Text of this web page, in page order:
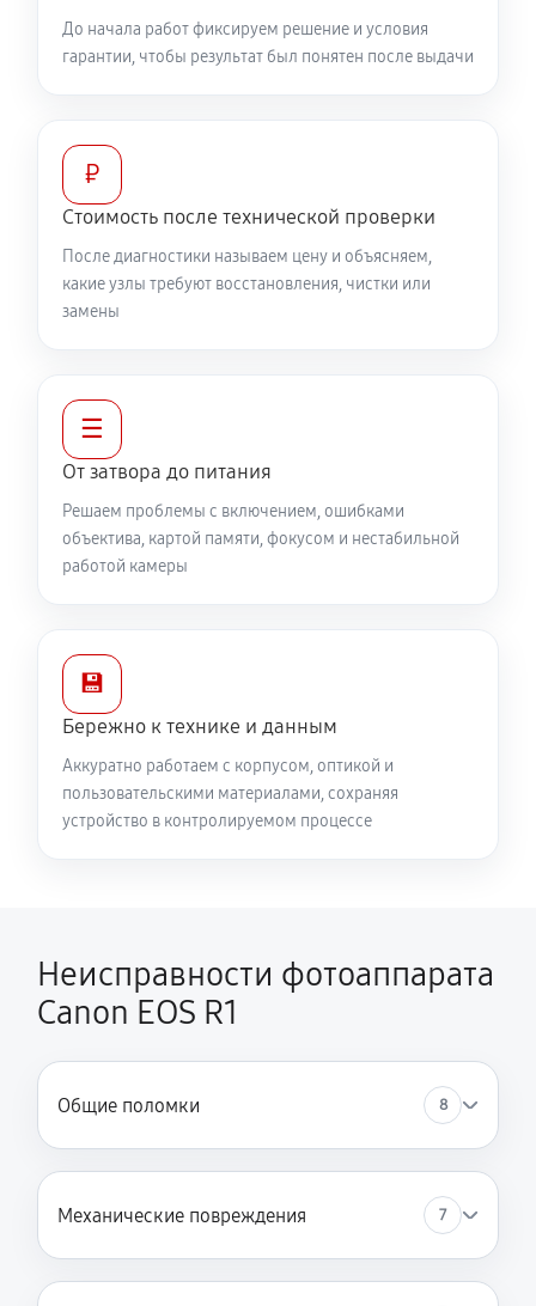
До начала работ фиксируем решение и условия
гарантии, чтобы результат был понятен после выдачи
₽
Стоимость после технической проверки
После диагностики называем цену и объясняем,
какие узлы требуют восстановления, чистки или
замены
☰
От затвора до питания
Решаем проблемы с включением, ошибками
объектива, картой памяти, фокусом и нестабильной
работой камеры
💾
Бережно к технике и данным
Аккуратно работаем с корпусом, оптикой и
пользовательскими материалами, сохраняя
устройство в контролируемом процессе
Неисправности фотоаппарата
Canon EOS R1
Общие поломки 8
Механические повреждения 7